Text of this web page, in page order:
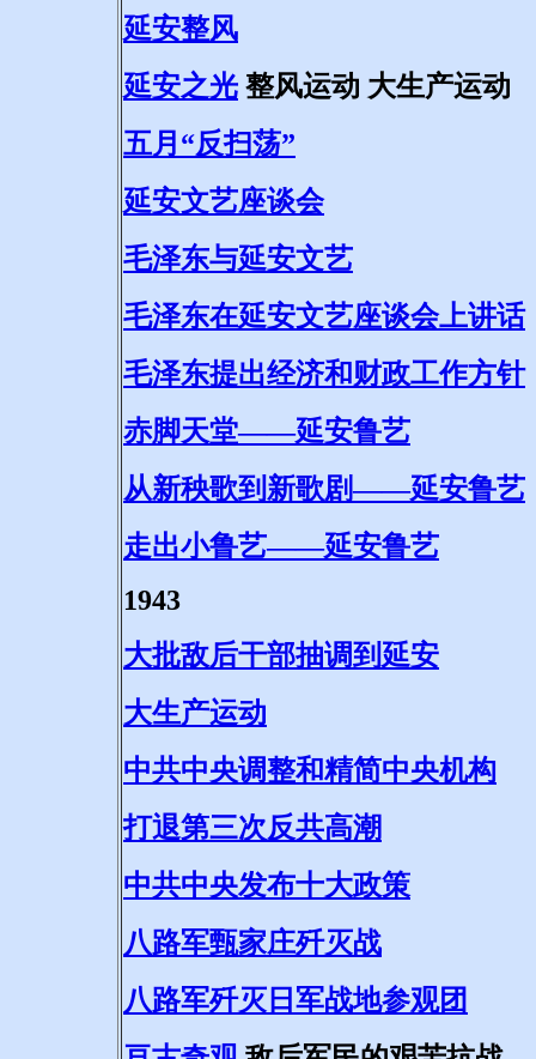
延安整风
延安之光 整风运动 大生产运动
五月“反扫荡”
延安文艺座谈会
毛泽东与延安文艺
毛泽东在延安文艺座谈会上讲话
毛泽东提出经济和财政工作方针
赤脚天堂——延安鲁艺
从新秧歌到新歌剧——延安鲁艺
走出小鲁艺——延安鲁艺
1943
大批敌后干部抽调到延安
大生产运动
中共中央调整和精简中央机构
打退第三次反共高潮
中共中央发布十大政策
八路军甄家庄歼灭战
八路军歼灭日军战地参观团